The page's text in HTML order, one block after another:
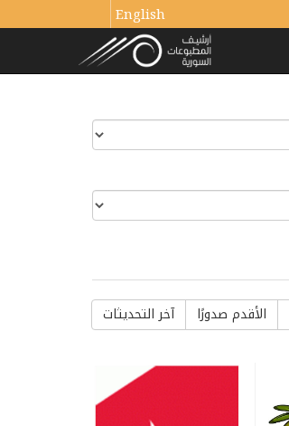
English
الأقدم صدورًا آخر التحديثات